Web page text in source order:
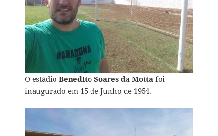
O estádioBenedito Soares da Motta foi
inaugurado em 15 de Junho de 1954.